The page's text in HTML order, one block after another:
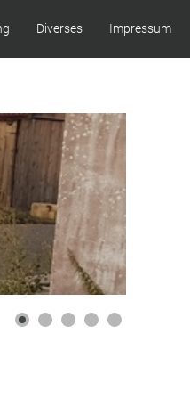
Diverses Impressum